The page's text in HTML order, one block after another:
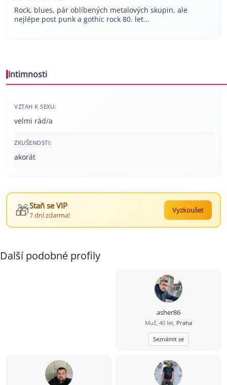
Rock, blues, pár oblíbených metalových skupin, ale
nejlépe post punk a gothic rock 80. let...
Intimnosti
VZTAH K SEXU:
velmi rád/a
ZKUŠENOSTI:
akorát
🎁Staň se VIP
7 dní zdarma!
Vyzkoušet
Další podobné profily
asher86
Muž, 40 let, Praha
Seznámit se